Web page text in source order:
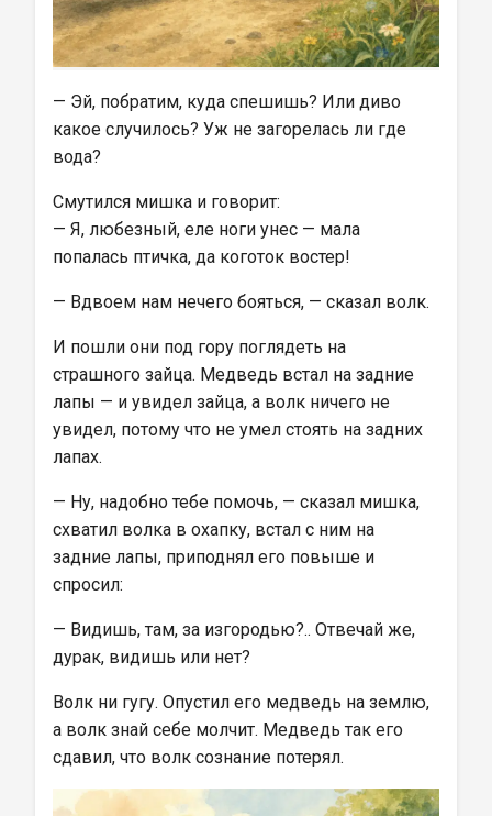
— Эй, побратим, куда спешишь? Или диво
какое случилось? Уж не загорелась ли где
вода?
Смутился мишка и говорит:
— Я, любезный, еле ноги унес — мала
попалась птичка, да коготок востер!
— Вдвоем нам нечего бояться, — сказал волк.
И пошли они под гору поглядеть на
страшного зайца. Медведь встал на задние
лапы — и увидел зайца, а волк ничего не
увидел, потому что не умел стоять на задних
лапах.
— Ну, надобно тебе помочь, — сказал мишка,
схватил волка в охапку, встал с ним на
задние лапы, приподнял его повыше и
спросил:
— Видишь, там, за изгородью?.. Отвечай же,
дурак, видишь или нет?
Волк ни гугу. Опустил его медведь на землю,
а волк знай себе молчит. Медведь так его
сдавил, что волк сознание потерял.